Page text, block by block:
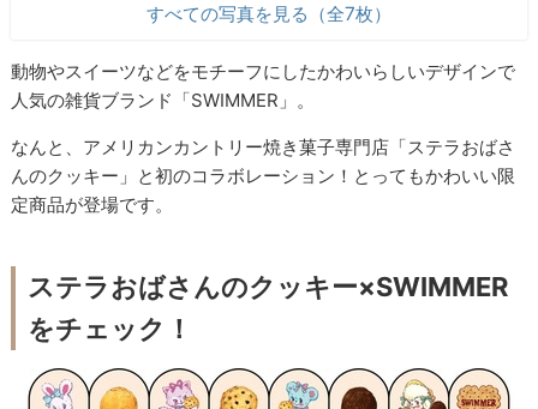
すべての写真を見る（全7枚）
動物やスイーツなどをモチーフにしたかわいらしいデザインで
人気の雑貨ブランド「SWIMMER」。
なんと、アメリカンカントリー焼き菓子専門店「ステラおばさ
んのクッキー」と初のコラボレーション！とってもかわいい限
定商品が登場です。
ステラおばさんのクッキー×SWIMMER
をチェック！